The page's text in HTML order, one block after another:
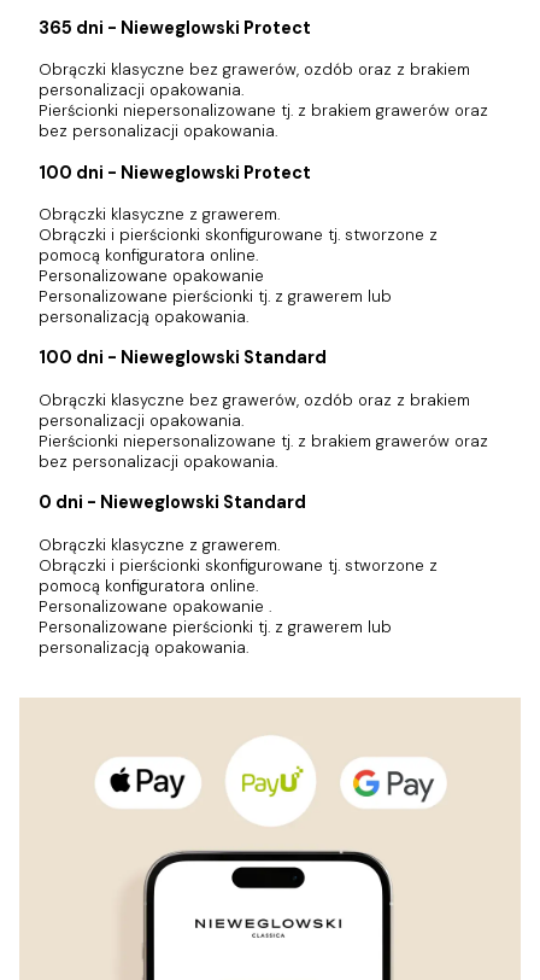
365 dni - Nieweglowski Protect
Obrączki klasyczne bez grawerów, ozdób oraz z brakiem
personalizacji opakowania.
Pierścionki niepersonalizowane tj. z brakiem grawerów oraz
bez personalizacji opakowania.
100 dni - Nieweglowski Protect
Obrączki klasyczne z grawerem.
Obrączki i pierścionki skonfigurowane tj. stworzone z
pomocą konfiguratora online.
Personalizowane opakowanie
Personalizowane pierścionki tj. z grawerem lub
personalizacją opakowania.
100 dni - Nieweglowski Standard
Obrączki klasyczne bez grawerów, ozdób oraz z brakiem
personalizacji opakowania.
Pierścionki niepersonalizowane tj. z brakiem grawerów oraz
bez personalizacji opakowania.
0 dni - Nieweglowski Standard
Obrączki klasyczne z grawerem.
Obrączki i pierścionki skonfigurowane tj. stworzone z
pomocą konfiguratora online.
Personalizowane opakowanie .
Personalizowane pierścionki tj. z grawerem lub
personalizacją opakowania.